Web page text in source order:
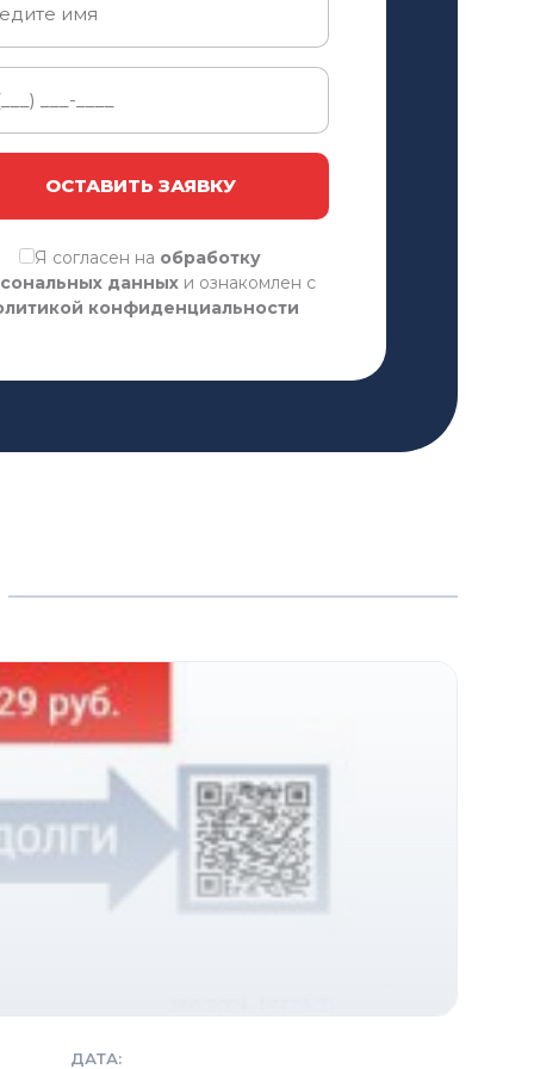
Должник. При необходимости комплект
Физ. лицо не может иметь никаких
доходов кроме пенсии или социальных
пособий.
ОСТАВИТЬ ЗАЯВКУ
Я согласен на обработку
данныхи ознакомлен с
конфиденциальности
ДАТА: